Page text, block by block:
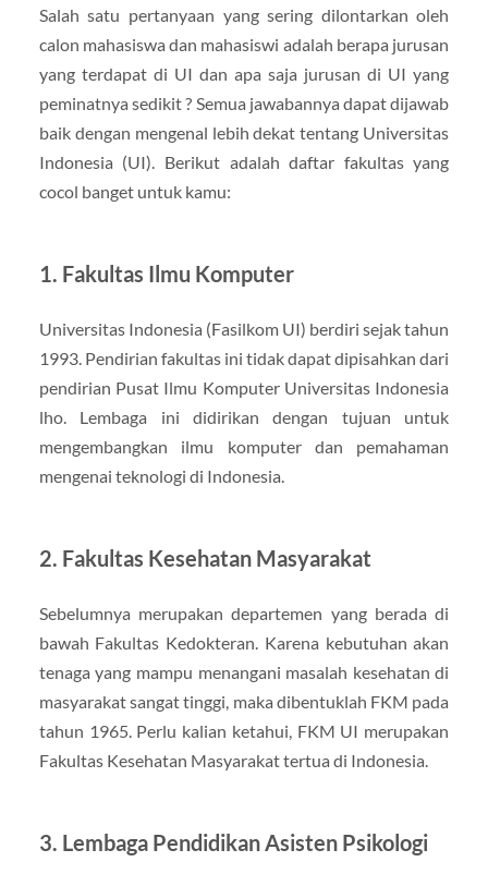
Salah satu pertanyaan yang sering dilontarkan oleh
calon mahasiswa dan mahasiswi adalah berapa jurusan
yang terdapat di UI dan apa saja jurusan di UI yang
peminatnya sedikit ? Semua jawabannya dapat dijawab
baik dengan mengenal lebih dekat tentang Universitas
Indonesia (UI). Berikut adalah daftar fakultas yang
cocol banget untuk kamu:
1. Fakultas Ilmu Komputer
Universitas Indonesia (Fasilkom UI) berdiri sejak tahun
1993. Pendirian fakultas ini tidak dapat dipisahkan dari
pendirian Pusat Ilmu Komputer Universitas Indonesia
lho. Lembaga ini didirikan dengan tujuan untuk
mengembangkan ilmu komputer dan pemahaman
mengenai teknologi di Indonesia.
2. Fakultas Kesehatan Masyarakat
Sebelumnya merupakan departemen yang berada di
bawah Fakultas Kedokteran. Karena kebutuhan akan
tenaga yang mampu menangani masalah kesehatan di
masyarakat sangat tinggi, maka dibentuklah FKM pada
tahun 1965. Perlu kalian ketahui, FKM UI merupakan
Fakultas Kesehatan Masyarakat tertua di Indonesia.
3. Lembaga Pendidikan Asisten Psikologi